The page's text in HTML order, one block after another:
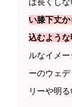
い膝下丈
込むよう
ルなイメ
ーのウェ
リーや明